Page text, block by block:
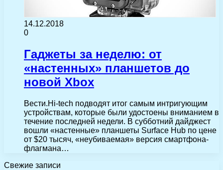
14.12.2018
0
Гаджеты за неделю: от
«настенных» планшетов до
новой Xbox
Вести.Hi-tech подводят итог самым интригующим
устройствам, которые были удостоены вниманием в
течение последней недели. В субботний дайджест
вошли «настенные» планшеты Surface Hub по цене
от $20 тысяч, «неубиваемая» версия смартфона-
флагмана…
Свежие записи